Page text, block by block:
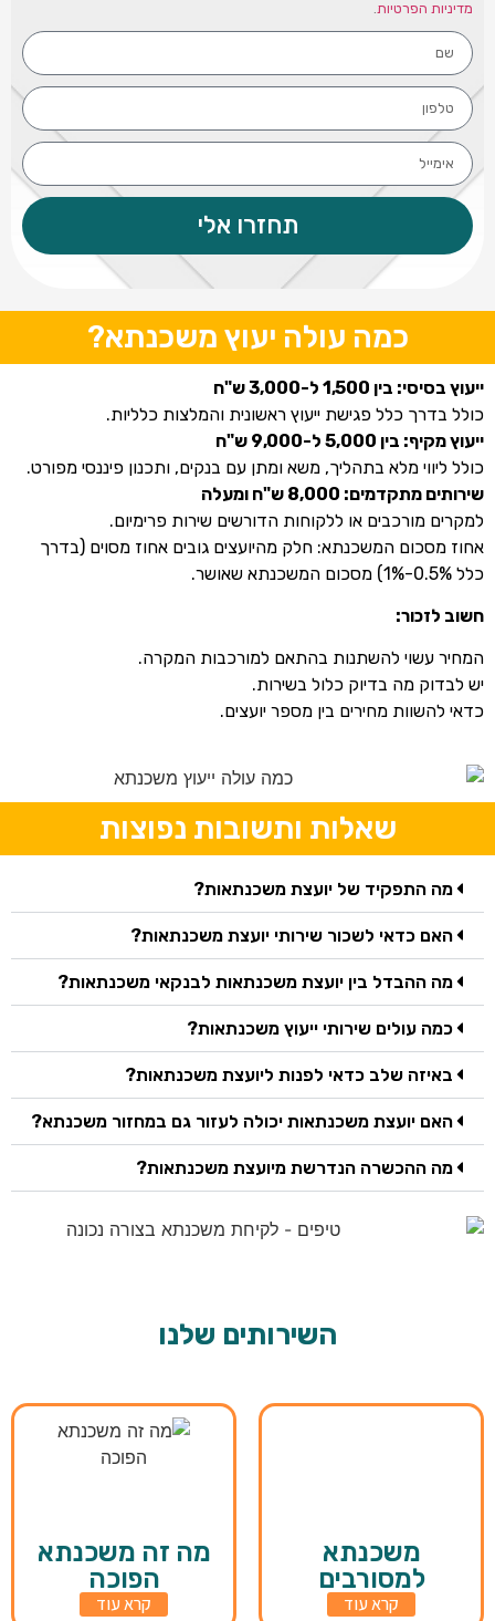
מדיניות הפרטיות
תחזרו אלי
כמה עולה יעוץ משכנתא?
ייעוץ בסיסי: בין 1,500 ל-3,000 ש"ח
כולל בדרך כלל פגישת ייעוץ ראשונית והמלצות כלליות.
ייעוץ מקיף: בין 5,000 ל-9,000 ש"ח
כולל ליווי מלא בתהליך, משא ומתן עם בנקים, ותכנון פיננסי מפורט.
שירותים מתקדמים: 8,000 ש"ח ומעלה
למקרים מורכבים או ללקוחות הדורשים שירות פרימיום.
אחוז מסכום המשכנתא: חלק מהיועצים גובים אחוז מסוים (בדרך
כלל 0.5%-1%) מסכום המשכנתא שאושר.
חשוב לזכור:
המחיר עשוי להשתנות בהתאם למורכבות המקרה.
יש לבדוק מה בדיוק כלול בשירות.
כדאי להשוות מחירים בין מספר יועצים.
שאלות ותשובות נפוצות
מה התפקיד של יועצת משכנתאות?
האם כדאי לשכור שירותי יועצת משכנתאות?
מה ההבדל בין יועצת משכנתאות לבנקאי משכנתאות?
כמה עולים שירותי ייעוץ משכנתאות?
באיזה שלב כדאי לפנות ליועצת משכנתאות?
האם יועצת משכנתאות יכולה לעזור גם במחזור משכנתא?
מה ההכשרה הנדרשת מיועצת משכנתאות?
השירותים שלנו
משכנתא
למסורבים
קרא עוד
מה זה משכנתא
הפוכה
קרא עוד